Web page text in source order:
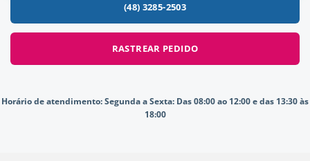
(48) 3285-2503
RASTREAR PEDIDO
Horário de atendimento:Segunda a Sexta: Das 08:00 ao 12:00 e das 13:30 às
18:00